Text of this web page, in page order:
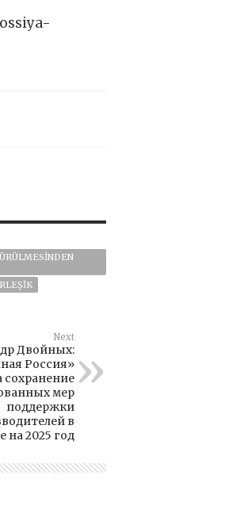
Next
Двойных:
Россия»
сохранение
мер
поддержки
в
на 2025 год